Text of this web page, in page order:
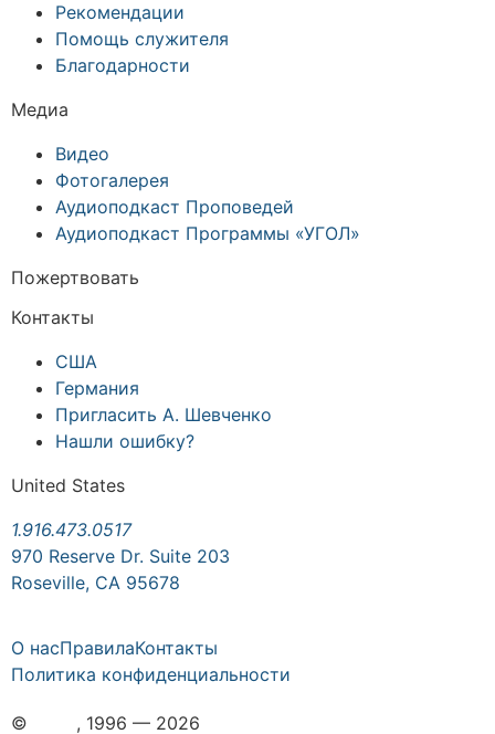
Рекомендации
Помощь служителя
Благодарности
Медиа
Видео
Фотогалерея
Аудиоподкаст Проповедей
Аудиоподкаст Программы «УГОЛ»
Пожертвовать
Контакты
США
Германия
Пригласить А. Шевченко
Нашли ошибку?
United States
1.916.473.0517
970 Reserve Dr. Suite 203
Roseville, CA 95678
© , 1996 — 2026
О насПравилаКонтакты
Политика конфиденциальности